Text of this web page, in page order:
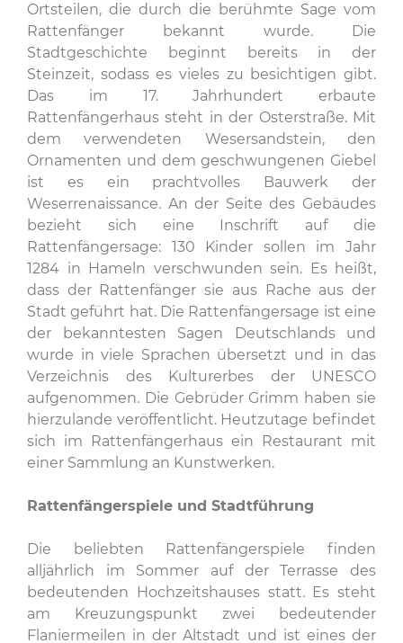
Ortsteilen, die durch die berühmte Sage vom
Rattenfänger bekannt wurde. Die
Stadtgeschichte beginnt bereits in der
Steinzeit, sodass es vieles zu besichtigen gibt.
Das im 17. Jahrhundert erbaute
Rattenfängerhaus steht in der Osterstraße. Mit
dem verwendeten Wesersandstein, den
Ornamenten und dem geschwungenen Giebel
ist es ein prachtvolles Bauwerk der
Weserrenaissance. An der Seite des Gebäudes
bezieht sich eine Inschrift auf die
Rattenfängersage: 130 Kinder sollen im Jahr
1284 in Hameln verschwunden sein. Es heißt,
dass der Rattenfänger sie aus Rache aus der
Stadt geführt hat. Die Rattenfängersage ist eine
der bekanntesten Sagen Deutschlands und
wurde in viele Sprachen übersetzt und in das
Verzeichnis des Kulturerbes der UNESCO
aufgenommen. Die Gebrüder Grimm haben sie
hierzulande veröffentlicht. Heutzutage befindet
sich im Rattenfängerhaus ein Restaurant mit
einer Sammlung an Kunstwerken.
Rattenfängerspiele und Stadtführung
Die beliebten Rattenfängerspiele finden
alljährlich im Sommer auf der Terrasse des
bedeutenden Hochzeitshauses statt. Es steht
am Kreuzungspunkt zwei bedeutender
Flaniermeilen in der Altstadt und ist eines der